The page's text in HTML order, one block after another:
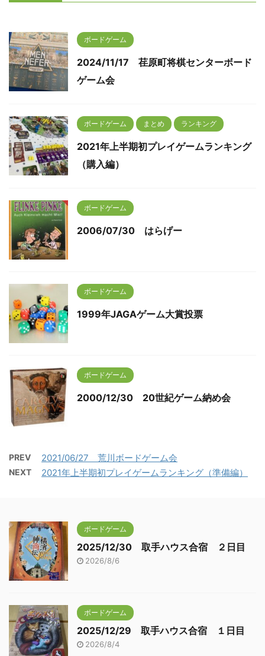
ボードゲーム
2024/11/17 荏原町将棋センターボード
ゲーム会
ボードゲーム まとめ ランキング
2021年上半期初プレイゲームランキング
（購入編）
ボードゲーム
2006/07/30 はらげー
ボードゲーム
1999年JAGAゲーム大賞投票
ボードゲーム
2000/12/30 20世紀ゲーム納め会
PREV 2021/06/27 荒川ボードゲーム会
NEXT 2021年上半期初プレイゲームランキング（準備編）
ボードゲーム
2025/12/30 取手ハウス合宿 ２日目
2026/8/6
ボードゲーム
2025/12/29 取手ハウス合宿 １日目
2026/8/4